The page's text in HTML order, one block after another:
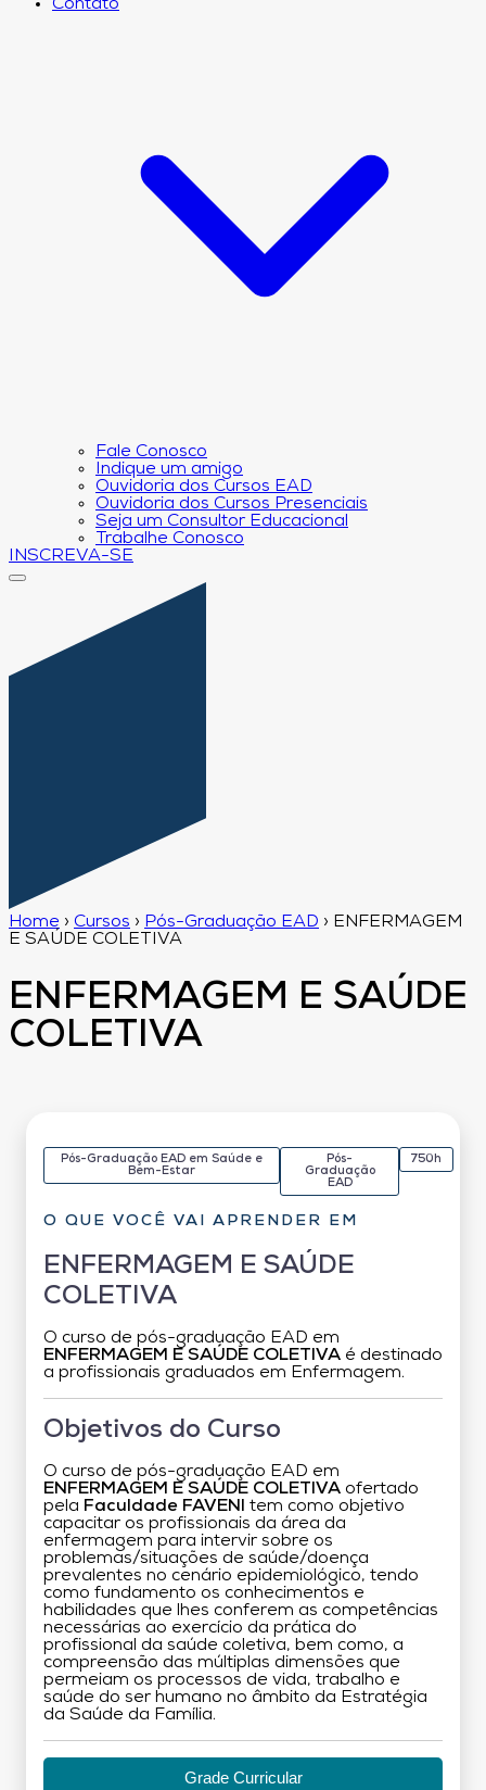
Contato
Fale Conosco
Indique um amigo
Ouvidoria dos Cursos EAD
Ouvidoria dos Cursos Presenciais
Seja um Consultor Educacional
Trabalhe Conosco
INSCREVA-SE
Home › Cursos › Pós-Graduação EAD › ENFERMAGEM
E SAÚDE COLETIVA
ENFERMAGEM E SAÚDE
COLETIVA
Pós-Graduação EAD em Saúde e
Bem-Estar
Pós-
Graduação
EAD
750h
O QUE VOCÊ VAI APRENDER EM
ENFERMAGEM E SAÚDE
COLETIVA
O curso de pós-graduação EAD em
ENFERMAGEM E SAÚDE COLETIVA é destinado
a profissionais graduados em Enfermagem.
Objetivos do Curso
O curso de pós-graduação EAD em
ENFERMAGEM E SAÚDE COLETIVA ofertado
pela Faculdade FAVENI
tem como objetivo
capacitar os profissionais da área da
enfermagem para intervir sobre os
problemas/situações de saúde/doença
prevalentes no cenário epidemiológico, tendo
como fundamento os conhecimentos e
habilidades que lhes conferem as competências
necessárias ao exercício da prática do
profissional da saúde coletiva, bem como, a
compreensão das múltiplas dimensões que
permeiam os processos de vida, trabalho e
saúde do ser humano no âmbito da Estratégia
da Saúde da Família.
Grade Curricular